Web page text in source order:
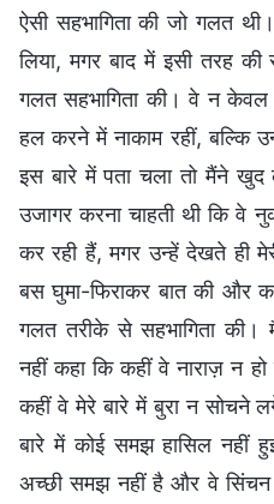
ऐसी सहभागिता की जो गलत
लिया, मगर बाद में इसी तरह
गलत सहभागिता की। वे न केवल
हल करने में नाकाम रहीं, बल्कि
इस बारे में पता चला तो मैंने खुद
उजागर करना चाहती थी कि वे
कर रही हैं, मगर उन्हें देखते ही
बस घुमा-फिराकर बात की और
गलत तरीके से सहभागिता
नहीं कहा कि कहीं वे नाराज़ न
कहीं वे मेरे बारे में बुरा न सोचने
बारे में कोई समझ हासिल नहीं
अच्छी समझ नहीं है और वे